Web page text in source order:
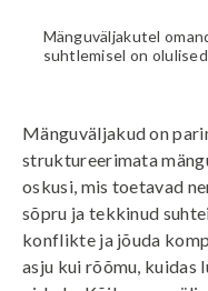
Mänguväljakutel
suhtlemisel on
Mänguväljakudon
struktureerimata
oskusi, mis toetavad
sõpru ja tekkinud
konflikte ja jõuda
asju kui rõõmu, kuidas